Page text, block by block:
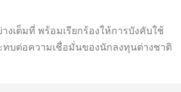
เต็มที่ พร้อมเรียกร้องให้การบังคับใช้
บต่อความเชื่อมั่นของนักลงทุนต่างชาติ